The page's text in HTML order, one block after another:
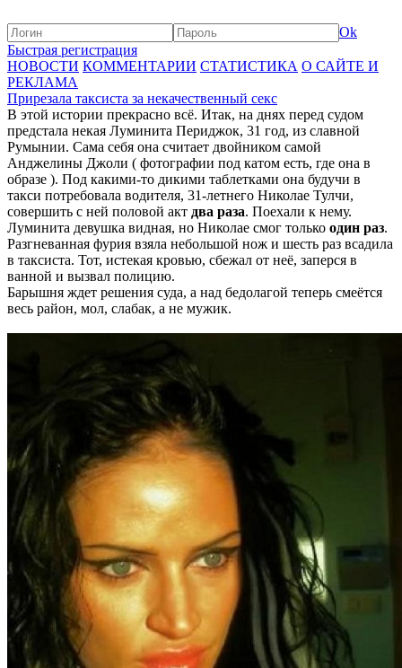
Ok
Быстрая регистрация
НОВОСТИ КОММЕНТАРИИ СТАТИСТИКА О САЙТЕ И
РЕКЛАМА
Прирезала таксиста за некачественный секс
В этой истории прекрасно всё. Итак, на днях перед судом
предстала некая Луминита Периджок, 31 год, из славной
Румынии. Сама себя она считает двойником самой
Анджелины Джоли ( фотографии под катом есть, где она в
образе ). Под какими-то дикими таблетками она будучи в
такси потребовала водителя, 31-летнего Николае Тулчи,
совершить с ней половой акт два раза. Поехали к нему.
Луминита девушка видная, но Николае смог только один раз.
Разгневанная фурия взяла небольшой нож и шесть раз всадила
в таксиста. Тот, истекая кровью, сбежал от неё, заперся в
ванной и вызвал полицию.
Барышня ждет решения суда, а над бедолагой теперь смеётся
весь район, мол, слабак, а не мужик.